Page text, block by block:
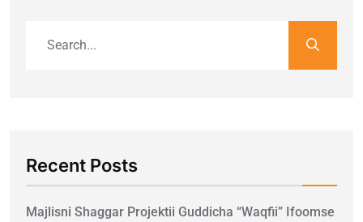
Recent Posts
Majlisni Shaggar Projektii Guddicha “Waqfii” Ifoomse